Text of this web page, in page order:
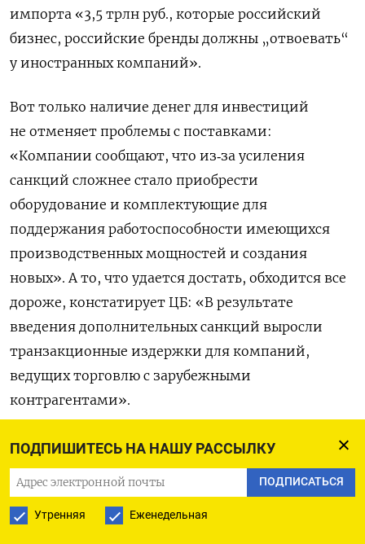
ПОДПИШИТЕСЬ НА НАШУ РАССЫЛКУ
ПОДПИСАТЬСЯ
Утренняя Еженедельная
импорта «3,5 трлн руб., которые российский
бизнес, российские бренды должны „отвоевать“
у иностранных компаний».
Вот только наличие денег для инвестиций
не отменяет проблемы с поставками:
«Компании сообщают, что из‑за усиления
санкций сложнее стало приобрести
оборудование и комплектующие для
поддержания работоспособности имеющихся
производственных мощностей и создания
новых». А то, что удается достать, обходится все
дороже, констатирует ЦБ: «В результате
введения дополнительных санкций выросли
транзакционные издержки для компаний,
ведущих торговлю с зарубежными
контрагентами».
Его прогноз исходит из того, что санкции
не будут усиливаться: «Возможное введение
новых или ужесточение действующих санкций
рассматривается как риск для базового